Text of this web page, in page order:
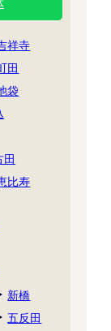
祥寺
田
袋
田
比寿
新橋
五反田